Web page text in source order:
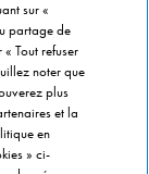
sur «
partage de
Tout refuser
noter que
plus
et la
en
» ci-